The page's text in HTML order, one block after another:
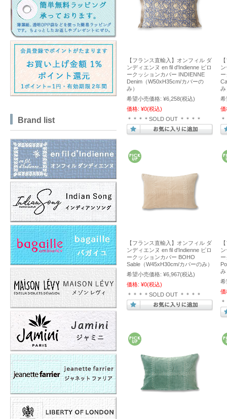
【フランス直輸入】オンフィル ダ
ンディエンヌ en fil d'Indienne ピロ
ークッションカバー INDIENNE
Denim（W50xH35cm/カバーの
み）
希望小売価格: ¥6,258(税込)
価格: ¥0(税込)
＊＊＊＊SOLD OUT ＊＊＊＊
み
希
価
【フランス直輸入】オンフィル ダ
ンディエンヌ en fil d'Indienne ピロ
ークッションカバー BOHO
Sable（W45xH30cm/カバーのみ）
希望小売価格: ¥6,967(税込)
価格: ¥0(税込)
＊＊＊＊SOLD OUT ＊＊＊＊
み
希
価
Brand list